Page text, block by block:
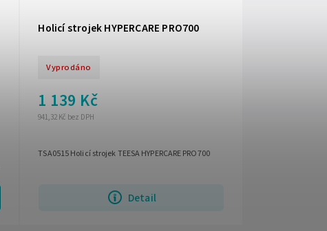
Holicí strojek HYPERCARE PRO700
Vyprodáno
941,32 Kč bez DPH
1 139 Kč
Detail
TSA0515 Holicí strojek TEESA HYPERCARE PRO700